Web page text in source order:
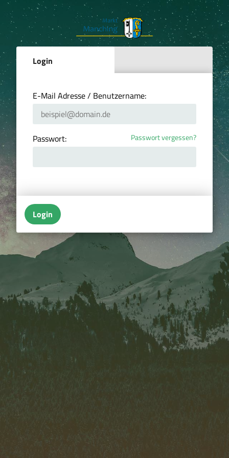
Login
E-Mail Adresse / Benutzername:
Passwort: Passwort vergessen?
Login